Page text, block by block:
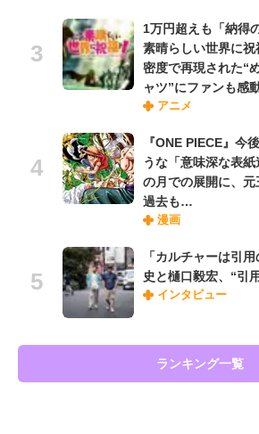
1万円超えも「納得
素晴らしい世界に
密度で再現された“
ャツ”にファンも感
アニメ
『ONE PIECE』今
うな「意味深な表
の月での展開に、
過去も…
漫画
「カルチャーは引
史と樋口毅宏、“引
インタビュー
ランキング一覧